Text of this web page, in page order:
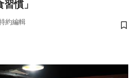
慣」
約編輯
儲